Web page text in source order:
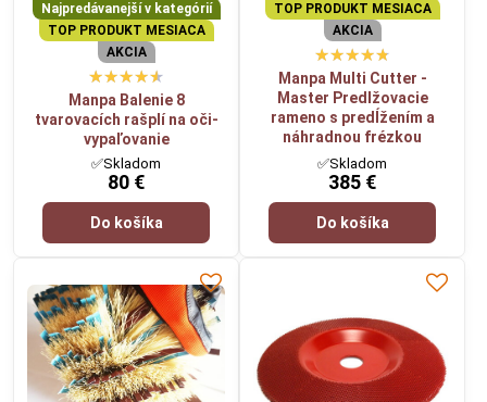
Najpredávanejší v kategórií
TOP PRODUKT MESIACA
AKCIA
Manpa Balenie 8
tvarovacích rašplí na oči-
vypaľovanie
✅Skladom
80 €
Do košíka
TOP PRODUKT MESIACA
AKCIA
Manpa Multi Cutter -
Master Predlžovacie
rameno s predĺžením a
náhradnou frézkou
✅Skladom
385 €
Do košíka